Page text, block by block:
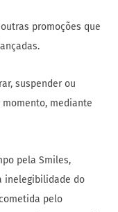
promoções que
suspender ou
mediante
pela Smiles,
inelegibilidade do
pelo